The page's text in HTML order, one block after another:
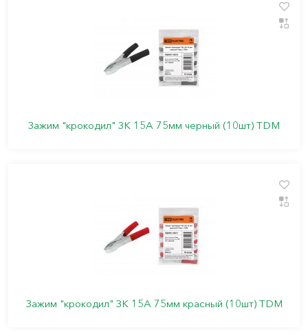
Зажим "крокодил" ЗК 15А 75мм черный (10шт) TDM
Зажим "крокодил" ЗК 15А 75мм красный (10шт) TDM